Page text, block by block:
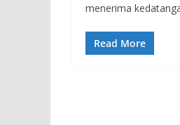
menerima
Read More